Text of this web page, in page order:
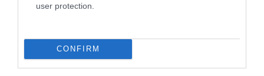
user protection.
CONFIRM